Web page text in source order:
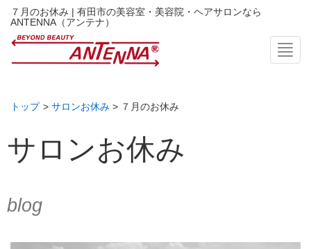
７月のお休み | 有田市の美容室・美容院・ヘアサロンなら
ANTENNA（アンテナ）
トップ > サロンお休み > ７月のお休み
サロンお休み
blog